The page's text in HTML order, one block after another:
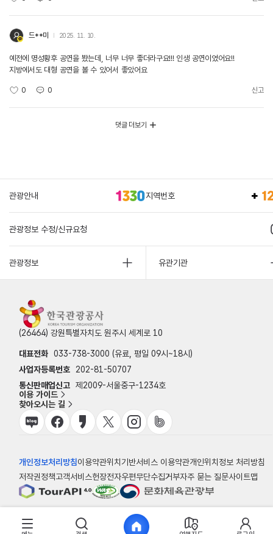
드**미 2025. 11. 10.
예전에 명성황후 공연을 봤는데, 너무 너무 좋더라구요!!! 인생 공연이였어요!!
지방에서도 대형 공연을 볼 수 있어서 좋았어요
0 0 신고
댓글 더보기
관광안내 지역번호
관광정보 수정/신규요청
관광정보 유관기관
(26464) 강원특별자치도 원주시 세계로 10
대표전화 033-738-3000 (유료, 평일 09시~18시)
사업자등록번호
202-81-50707
통신판매업신고 제2009-서울중구-1234호
이용 가이드
찾아오시는 길
개인정보처리방침이용약관위치기반서비스 이용약관개인위치정보 처리방침
저작권정책고객서비스헌장전자우편무단수집거부자주 묻는 질문사이트맵
© 한국관광공사